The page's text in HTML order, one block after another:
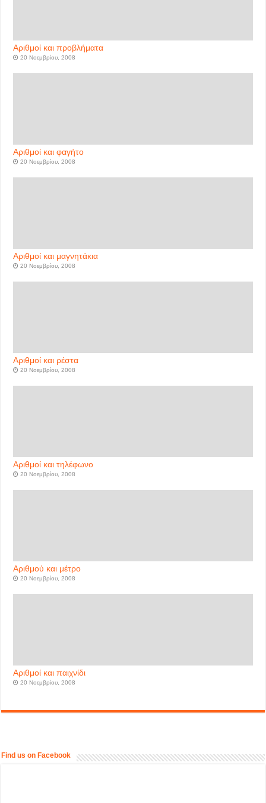
Αριθμοί και προβλήματα
20 Νοεμβρίου, 2008
Αριθμοί και φαγήτο
20 Νοεμβρίου, 2008
Αριθμοί και μαγνητάκια
20 Νοεμβρίου, 2008
Αριθμοί και ρέστα
20 Νοεμβρίου, 2008
Αριθμοί και τηλέφωνο
20 Νοεμβρίου, 2008
Αριθμού και μέτρο
20 Νοεμβρίου, 2008
Αριθμοί και παιχνίδι
20 Νοεμβρίου, 2008
Find us on Facebook